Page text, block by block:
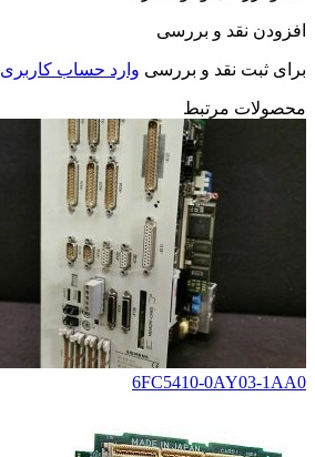
افزودن نقد و بررسی
برای ثبت نقد و بررسی وارد حساب کاربری
محصولات مرتبط
6FC5410-0AY03-1AA0